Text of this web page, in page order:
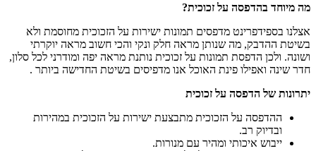
מה מיוחד בהדפסה על זכוכית?
אצלנו בספידפרינט מדפסים תמונות ישירות על הזכוכית מחוסמת ולא
בשיטת ההדבק, מה שנותן מראה חלק ונקי והכי חשוב מראה יוקרתי
ושונה. ולכן הדפסת תמונות על זכוכית נותנת מראה יפה ומודרני לכל סלון,
חדר שינה ואפילו פינת האוכל אנו מדפיסים בשיטת החדישה ביותר .
יתרונות של הדפסה על זכוכית
ההדפסה על הזכוכית מתבצעת ישירות על הזכוכית במהירות
ובדיוק רב.
ייבוש איכותי ומהיר עם מנורות.